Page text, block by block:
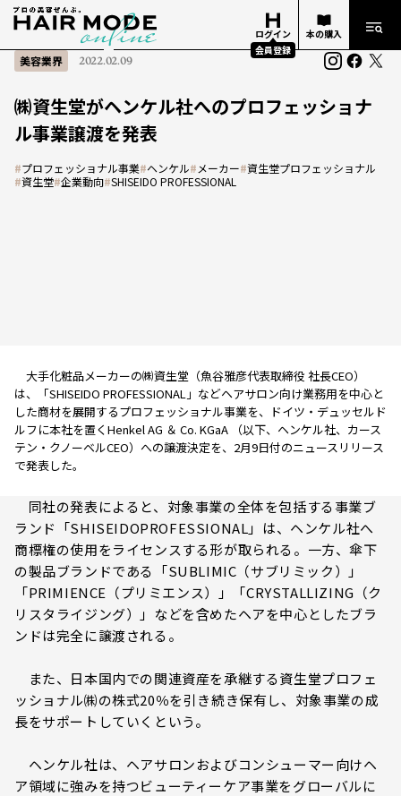
ログイン
会員登録
本の購入
美容業界 2022.02.09
㈱資生堂がヘンケル社へのプロフェッショナ
ル事業譲渡を発表
#プロフェッショナル事業#ヘンケル# メーカー#資生堂プロフェッショナル
#資生堂#企業動向#SHISEIDO PROFESSIONAL
大手化粧品メーカーの㈱資生堂（魚谷雅彦代表取締役 社長CEO）
は、「SHISEIDO PROFESSIONAL」などヘアサロン向け業務用を中心と
した商材を展開するプロフェッショナル事業を、ドイツ・デュッセルド
ルフに本社を置くHenkel AG ＆ Co. KGaA （以下、ヘンケル社、カース
テン・クノーベルCEO）への譲渡決定を、2月9日付のニュースリリース
で発表した。
同社の発表によると、対象事業の全体を包括する事業ブ
ランド「SHISEIDOPROFESSIONAL」は、ヘンケル社へ
商標権の使用をライセンスする形が取られる。一方、傘下
の製品ブランドである「SUBLIMIC（サブリミック）」
「PRIMIENCE（プリミエンス）」「CRYSTALLIZING（ク
リスタライジング）」などを含めたヘアを中心としたブラ
ンドは完全に譲渡される。
また、日本国内での関連資産を承継する資生堂プロフェ
ッショナル㈱の株式20％を引き続き保有し、対象事業の成
長をサポートしていくという。
ヘンケル社は、ヘアサロンおよびコンシューマー向けヘ
ア領域に強みを持つビューティーケア事業をグローバルに